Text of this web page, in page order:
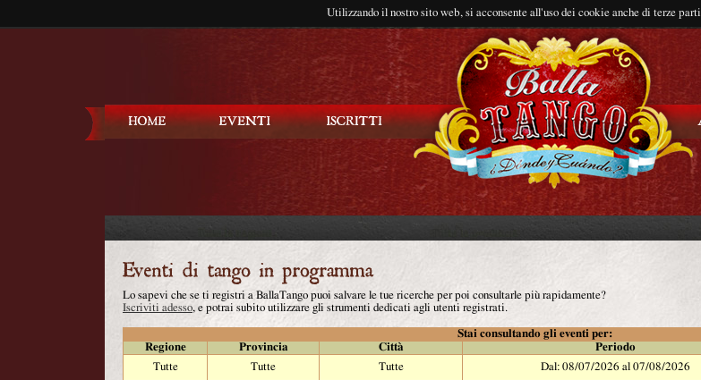
Utilizzando il nostro sito web, si acconsente all'uso dei cookie anche di terze parti
Lo sapevi che se ti registri a BallaTango puoi salvare le tue ricerche per poi consultarle più rapidamente?
Iscriviti adesso, e potrai subito utilizzare gli strumenti dedicati agli utenti registrati.
Stai consultando gli eventi per:
Regione
Provincia Città Periodo
Tutte
Tutte Tutte Dal: 08/07/2026 al 07/08/2026